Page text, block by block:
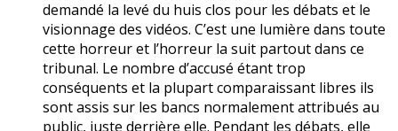
demandé la levé du huis clos pour les débats et le
visionnage des vidéos. C’est une lumière dans toute
cette horreur et l’horreur la suit partout dans ce
tribunal. Le nombre d’accusé étant trop
conséquents et la plupart comparaissant libres ils
sont assis sur les bancs normalement attribués au
public, juste derrière elle. Pendant les débats, elle